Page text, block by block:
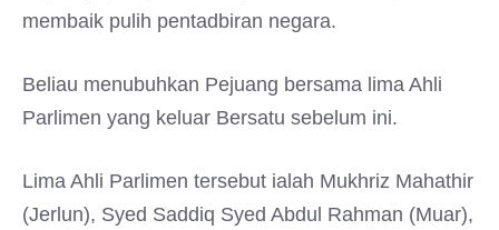
membaik pulih pentadbiran negara.
Beliau menubuhkan Pejuang bersama lima Ahli
Parlimen yang keluar Bersatu sebelum ini.
Lima Ahli Parlimen tersebut ialah Mukhriz Mahathir
(Jerlun), Syed Saddiq Syed Abdul Rahman (Muar),